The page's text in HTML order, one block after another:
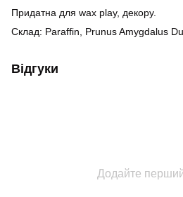
Придатна для wax play, декору.
Склад: Paraffin, Prunus Amygdalus
Відгуки
Додайте перший